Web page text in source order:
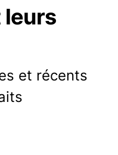
leurs
et récents